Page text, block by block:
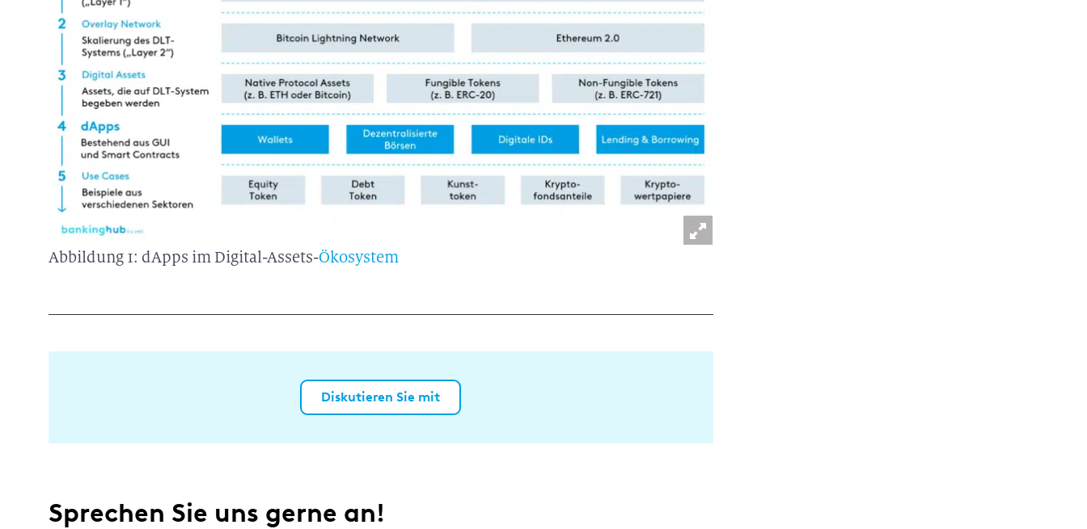
Abbildung 1: dApps im Digital-Assets-Ökosystem
Diskutieren Sie mit
Sprechen Sie uns gerne an!